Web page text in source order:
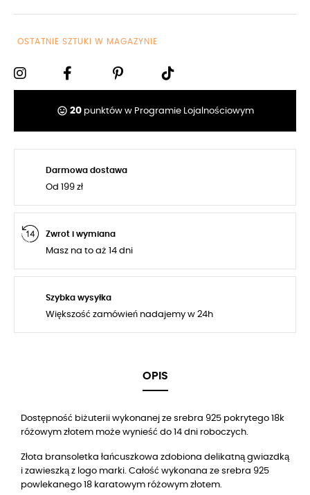
OSTATNIE SZTUKI W MAGAZYNIE
tag_faces 20punktów w Programie Lojalnościowym
Darmowa dostawa
Od 199 zł
Zwrot i wymiana
Masz na to aż 14 dni
Szybka wysyłka
Większość zamówień nadajemy w 24h
OPIS
Dostępność biżuterii wykonanej ze srebra 925 pokrytego 18k
różowym złotem może wynieść do 14 dni roboczych.
Złota bransoletka łańcuszkowa zdobiona delikatną gwiazdką
i zawieszką z logo marki. Całość wykonana ze srebra 925
powlekanego 18 karatowym różowym złotem.